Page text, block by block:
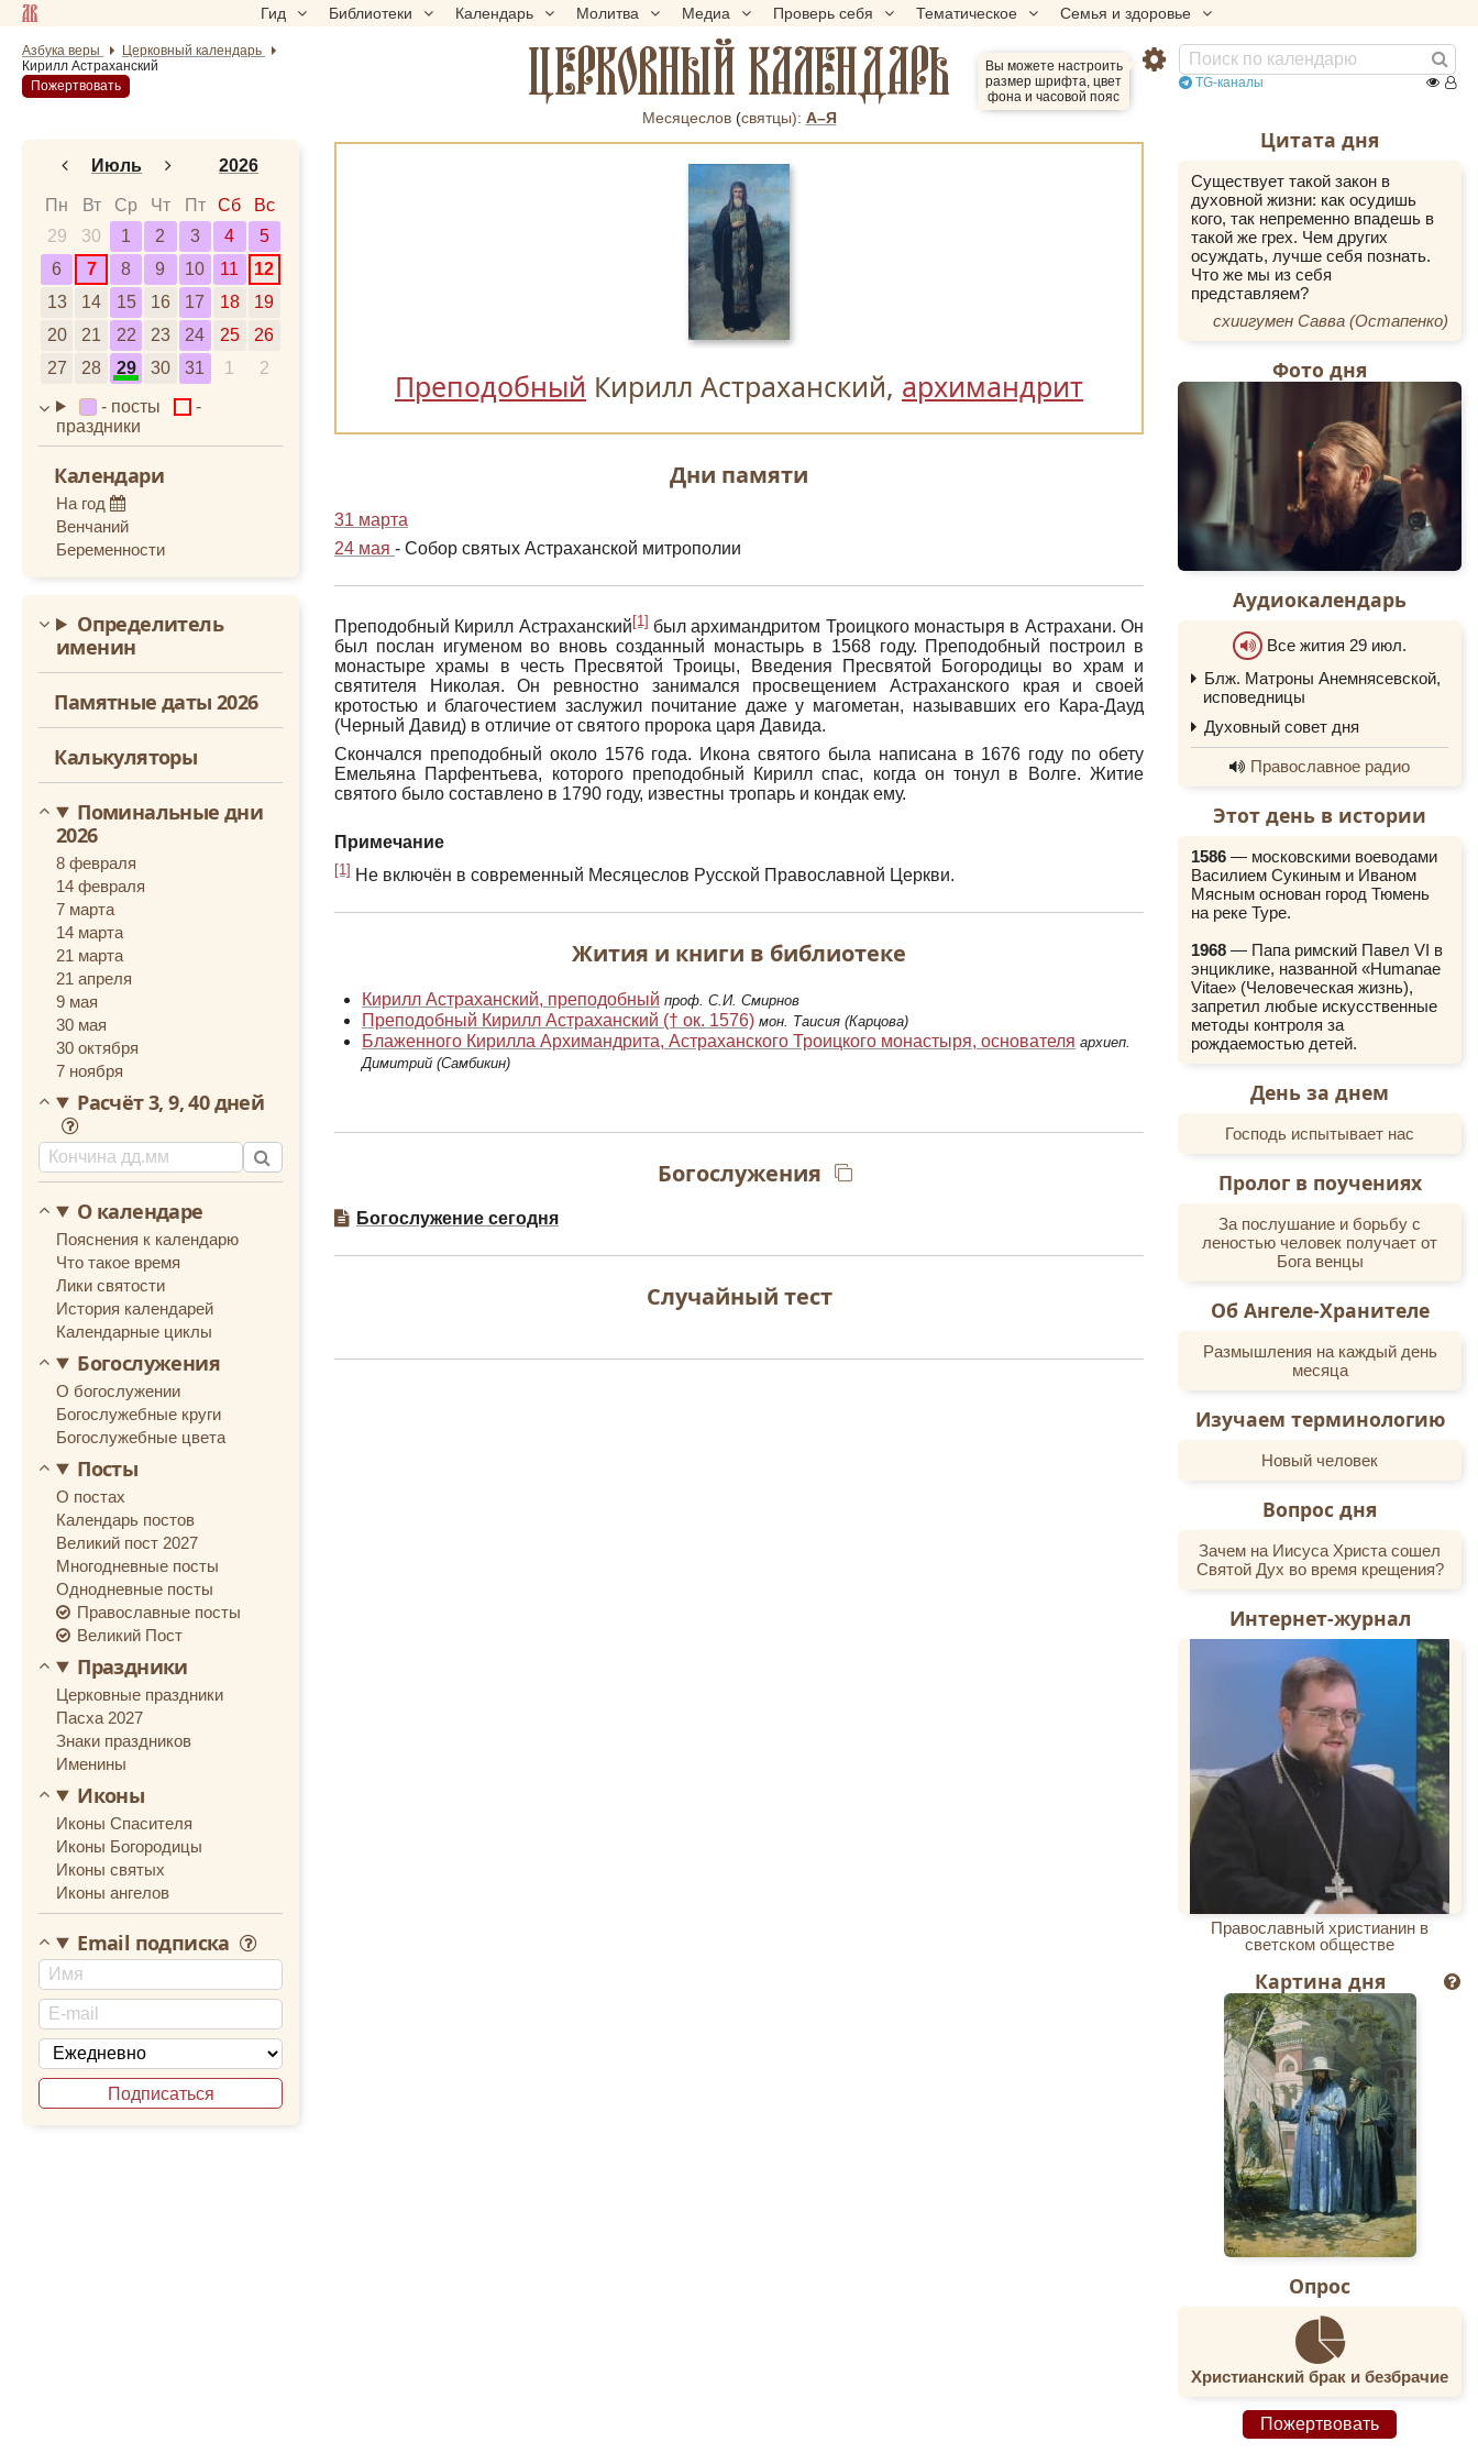
Гид Библиотеки Календарь Молитва Медиа Проверь себя Тематическое Семья и здоровье
Азбука веры
Церковный календарь
Кирилл Астраханский
Пожертвовать
ЦЕРКОВНЫЙ КАЛЕНДАРЬ
Вы можете настроить
размер шрифта, цвет
фона и часовой пояс
TG-каналы
Месяцеслов(cвятцы): А–Я
Преподобный Кирилл Астраханский, архимандрит
Дни памяти
31 марта
24 мая - Собор святых Астраханской митрополии
Преподобный Кирилл Астраханский[1] был архимандритом Троицкого монастыря в Астрахани. Он
был послан игуменом во вновь созданный монастырь в 1568 году. Преподобный построил в
монастыре храмы в честь Пресвятой Троицы, Введения Пресвятой Богородицы во храм и
святителя Николая. Он ревностно занимался просвещением Астраханского края и своей
кротостью и благочестием заслужил почитание даже у магометан, называвших его Кара-Дауд
(Черный Давид) в отличие от святого пророка царя Давида.
Скончался преподобный около 1576 года. Икона святого была написана в 1676 году по обету
Емельяна Парфентьева, которого преподобный Кирилл спас, когда он тонул в Волге. Житие
святого было составлено в 1790 году, известны тропарь и кондак ему.
Примечание
[1] Не включён в современный Месяцеслов Русской Православной Церкви.
Жития и книги в библиотеке
Кирилл Астраханский, преподобный проф. С.И. Смирнов
Преподобный Кирилл Астраханский († ок. 1576) мон. Таисия (Карцова)
Блаженного Кирилла Архимандрита, Астраханского Троицкого монастыря, основателя архиеп.
Димитрий (Самбикин)
Богослужения
Богослужение сегодня
Случайный тест
Январь
Февраль
Март
Апрель
Май
Июнь
Июль
Август
Сентябрь
Октябрь
Ноябрь
Июль
2024
2025
2026
2027
2028
2026
Пн Вт Ср Чт Пт Сб
Вс
29
30 1 2 3 4
5
6
7 8 9 10 11
12
13
14 15 16 17 18
19
20
21 22 23 24 25
26
27
28 29 30 31 1 2
- посты
-
праздники
Календари
На год
Венчаний
Беременности
Определитель
именин
Памятные даты 2026
Калькуляторы
Поминальные дни
2026
8 февраля
14 февраля
7 марта
14 марта
21 марта
21 апреля
9 мая
30 мая
30 октября
7 ноября
Расчёт 3, 9, 40 дней
О календаре
Пояснения к календарю
Что такое время
Лики святости
История календарей
Календарные циклы
Богослужения
О богослужении
Богослужебные круги
Богослужебные цвета
Посты
О постах
Календарь постов
Великий пост 2027
Многодневные посты
Однодневные посты
Православные посты
Великий Пост
Праздники
Церковные праздники
Пасха 2027
Знаки праздников
Именины
Иконы
Иконы Спасителя
Иконы Богородицы
Иконы святых
Иконы ангелов
Email подписка
Подписаться
Цитата дня
Существует такой закон в
духовной жизни: как осудишь
кого, так непременно впадешь в
такой же грех. Чем других
осуждать, лучше себя познать.
Что же мы из себя
представляем?
схиигумен Савва (Остапенко)
Фото дня
Аудиокалендарь
Все жития 29 июл.
Блж. Матроны Анемнясевской,
исповедницы
0:00
Духовный совет дня
0:00
Православное радио
Этот день в истории
1586 — московскими воеводами
Василием Сукиным и Иваном
Мясным основан город Тюмень
на реке Туре.
1968 — Папа римский Павел VI в
энциклике, названной «Humanae
Vitae» (Человеческая жизнь),
запретил любые искусственные
методы контроля за
рождаемостью детей.
День за днем
Господь испытывает нас
Пролог в поучениях
За послушание и борьбу с
леностью человек получает от
Бога венцы
Об Ангеле-Хранителе
Размышления на каждый день
месяца
Изучаем терминологию
Новый человек
Вопрос дня
Зачем на Иисуса Христа сошел
Святой Дух во время крещения?
Интернет-журнал
Православный христианин в
светском обществе
Картина дня
Опрос
Христианский брак и безбрачие
Пожертвовать